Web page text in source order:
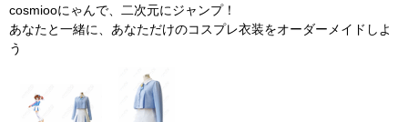
cosmiooにゃんで、二次元にジャンプ！
あなたと一緒に、あなただけのコスプレ衣装をオーダーメイドしよ
う